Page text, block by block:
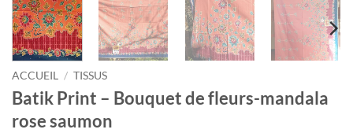
ACCUEIL / TISSUS
Batik Print – Bouquet de fleurs-mandala
rose saumon